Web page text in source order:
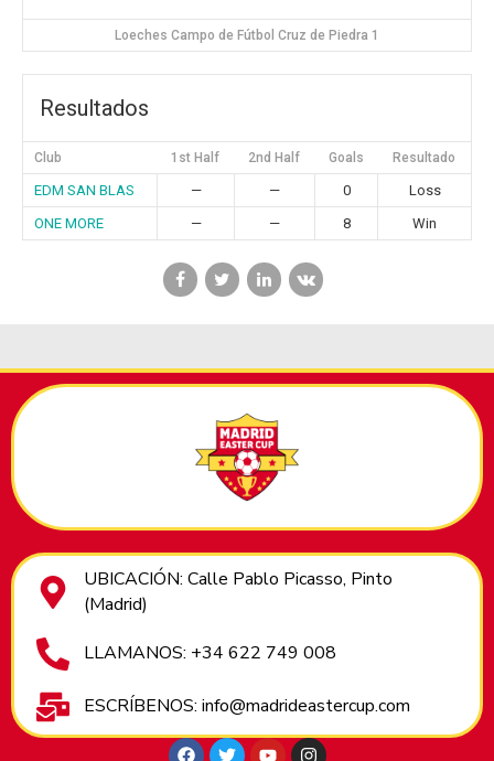
Loeches Campo de Fútbol Cruz de Piedra 1
Resultados
Club 1st Half 2nd Half Goals Resultado
EDM SAN BLAS — — 0
Loss
ONE MORE
— — 8 Win
UBICACIÓN: Calle Pablo Picasso, Pinto
(Madrid)
LLAMANOS: +34 622 749 008
ESCRÍBENOS: info@madrideastercup.com